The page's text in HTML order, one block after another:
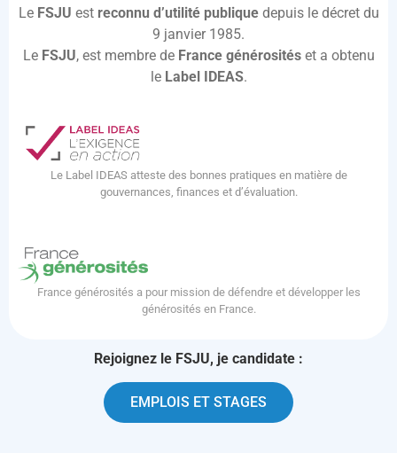
Le FSJU est reconnu d’utilité publique depuis le décret du
9 janvier 1985.
Le FSJU, est membre de France générositéset a obtenu
le Label IDEAS.
Le Label IDEAS atteste des bonnes pratiques en matière de
gouvernances, finances et d’évaluation.
France générosités a pour mission de défendre et développer les
générosités en France.
Rejoignez le FSJU, je candidate :
EMPLOIS ET STAGES